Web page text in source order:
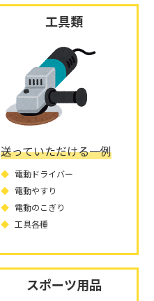
工具類
送っていただける一例
電動ドライバー
電動やすり
電動のこぎり
工具各種
スポーツ用品